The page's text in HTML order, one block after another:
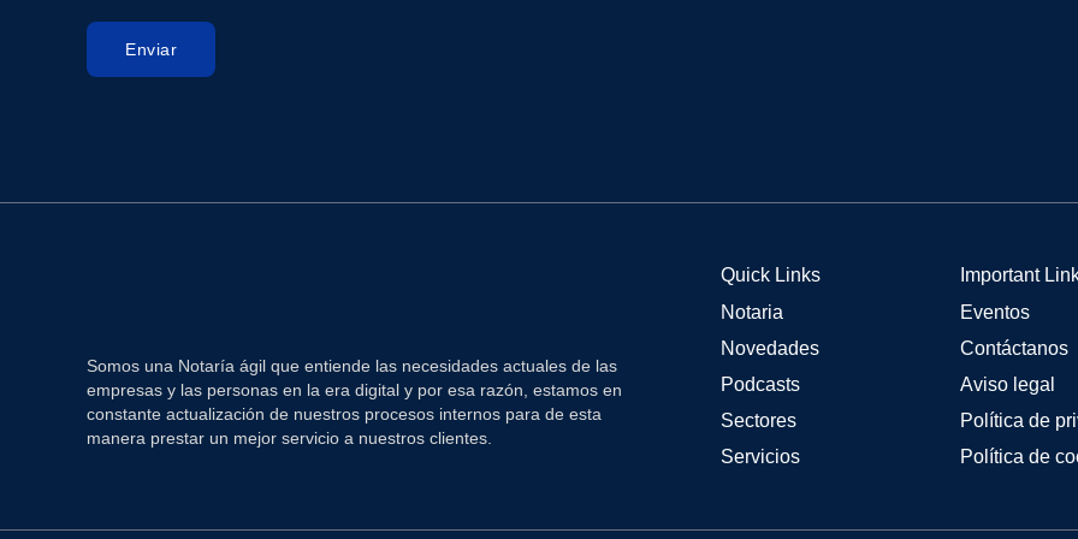
Enviar
Somos una Notaría ágil que entiende las necesidades actuales de las
empresas y las personas en la era digital y por esa razón, estamos en
constante actualización de nuestros procesos internos para de esta
manera prestar un mejor servicio a nuestros clientes.
Quick Links
Notaria
Novedades
Podcasts
Sectores
Servicios
Important
Eventos
Contáctanos
Aviso legal
Política de
Política de